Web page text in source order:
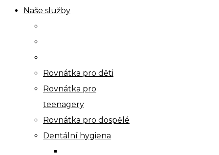
Naše služby
Rovnátka pro děti
Rovnátka pro
teenagery
Rovnátka pro dospělé
Dentální hygiena